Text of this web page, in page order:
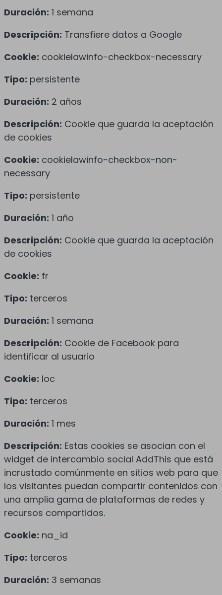
Duración: 1 semana
Descripción: Transfiere datos a Google
Cookie: cookielawinfo-checkbox-necessary
Tipo: persistente
Duración: 2 años
Descripción: Cookie que guarda la aceptación
de cookies
Cookie: cookielawinfo-checkbox-non-
necessary
Tipo: persistente
Duración: 1 año
Descripción: Cookie que guarda la aceptación
de cookies
Cookie: fr
Tipo: terceros
Duración: 1 semana
Descripción: Cookie de Facebook para
identificar al usuario
Cookie: loc
Tipo: terceros
Duración: 1 mes
Descripción: Estas cookies se asocian con el
widget de intercambio social AddThis que está
incrustado comúnmente en sitios web para que
los visitantes puedan compartir contenidos con
una amplia gama de plataformas de redes y
recursos compartidos.
Cookie: na_id
Tipo: terceros
Duración: 3 semanas